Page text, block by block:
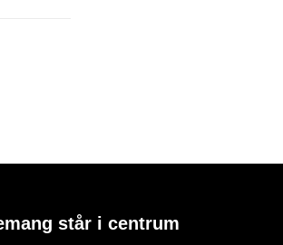
står i centrum